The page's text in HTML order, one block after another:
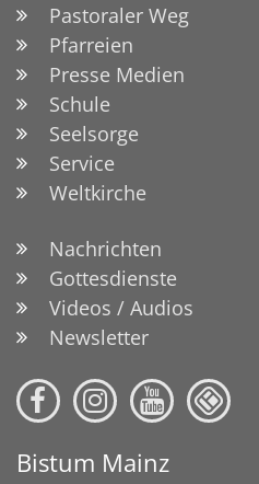
Pastoraler Weg
Pfarreien
Presse Medien
Schule
Seelsorge
Service
Weltkirche
Nachrichten
Gottesdienste
Videos / Audios
Newsletter
Bistum Mainz